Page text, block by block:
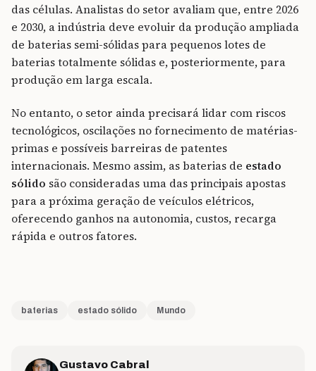
das células. Analistas do setor avaliam que, entre 2026
e 2030, a indústria deve evoluir da produção ampliada
de baterias semi-sólidas para pequenos lotes de
baterias totalmente sólidas e, posteriormente, para
produção em larga escala.
No entanto, o setor ainda precisará lidar com riscos
tecnológicos, oscilações no fornecimento de matérias-
primas e possíveis barreiras de patentes
internacionais. Mesmo assim, as baterias de estado
sólido são consideradas uma das principais apostas
para a próxima geração de veículos elétricos,
oferecendo ganhos na autonomia, custos, recarga
rápida e outros fatores.
baterias estado sólido Mundo
Gustavo Cabral